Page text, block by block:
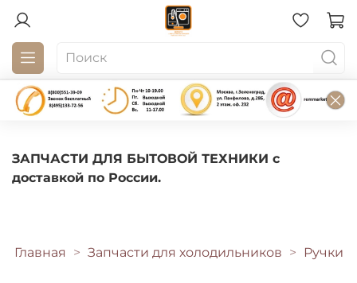
ЗАПЧАСТИ ДЛЯ БЫТОВОЙ ТЕХНИКИ с
доставкой по России.
Главная Запчасти для холодильников Ручки